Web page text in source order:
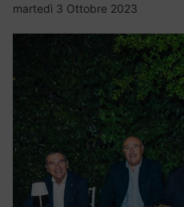
martedì 3 Ottobre 2023